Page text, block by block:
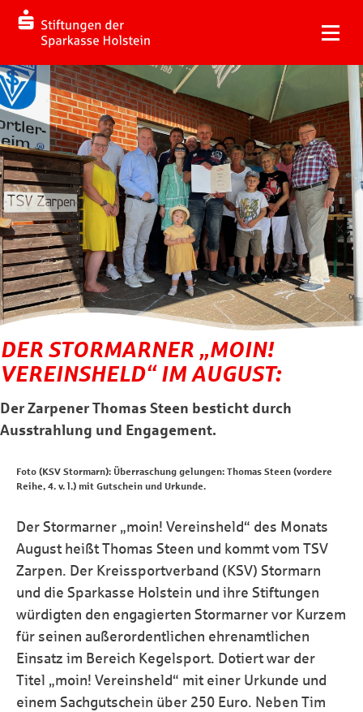
DER STORMARNER „MOIN!
VEREINSHELD“ IM AUGUST:
Der Zarpener Thomas Steen besticht durch
Ausstrahlung und Engagement.
Foto (KSV Stormarn): Überraschung gelungen: Thomas Steen (vordere
Reihe, 4. v. l.) mit Gutschein und Urkunde.
Der Stormarner „moin! Vereinsheld“ des Monats
August heißt Thomas Steen und kommt vom TSV
Zarpen. Der Kreissportverband (KSV) Stormarn
und die Sparkasse Holstein und ihre Stiftungen
würdigten den engagierten Stormarner vor Kurzem
für seinen außerordentlichen ehrenamtlichen
Einsatz im Bereich Kegelsport. Dotiert war der
Titel „moin! Vereinsheld“ mit einer Urkunde und
einem Sachgutschein über 250 Euro. Neben Tim